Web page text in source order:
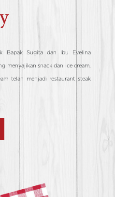
Bapak Sugita dan Ibu Evelina
menyajikan snack dan ice cream,
telah menjadi restaurant steak